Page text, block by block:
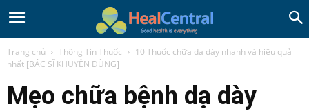
Trang chủ Thông Tin Thuốc
10 Thuốc chữa dạ dày nhanh và hiệu quả
nhất [BÁC SĨ KHUYÊN DÙNG]
Mẹo chữa bệnh dạ dày